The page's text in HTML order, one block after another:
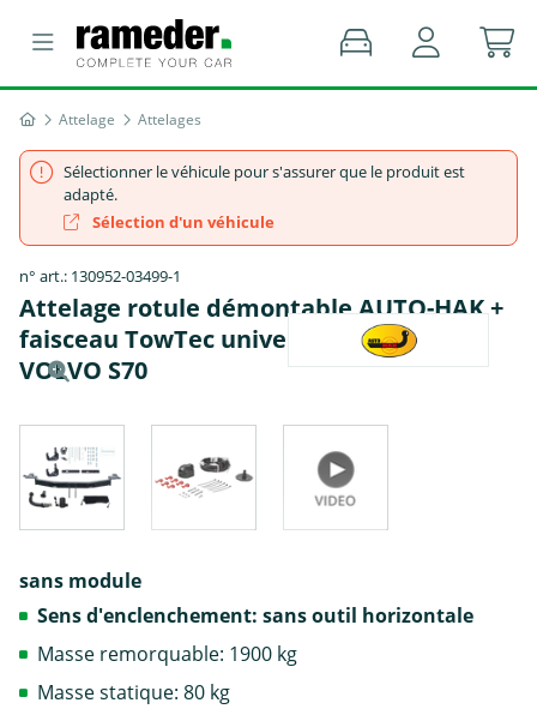
Attelage Attelages
Sélectionner le véhicule pour s'assurer que le produit est
adapté.
Sélection d'un véhicule
n° art.: 130952-03499-1
Attelage rotule démontable AUTO-HAK +
faisceau TowTec universel 7 broches -
VOLVO S70
sans module
Sens d'enclenchement: sans outil horizontale
Masse remorquable: 1900 kg
Masse statique: 80 kg